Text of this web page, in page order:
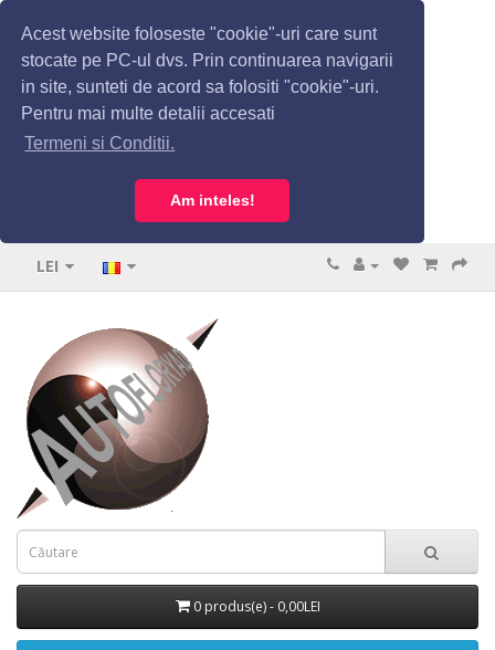
Acest website foloseste "cookie"-uri care sunt
stocate pe PC-ul dvs. Prin continuarea navigarii
in site, sunteti de acord sa folositi "cookie"-uri.
Pentru mai multe detalii accesati
Termeni si Conditii.
Am inteles!
LEI
0 produs(e) - 0,00LEI